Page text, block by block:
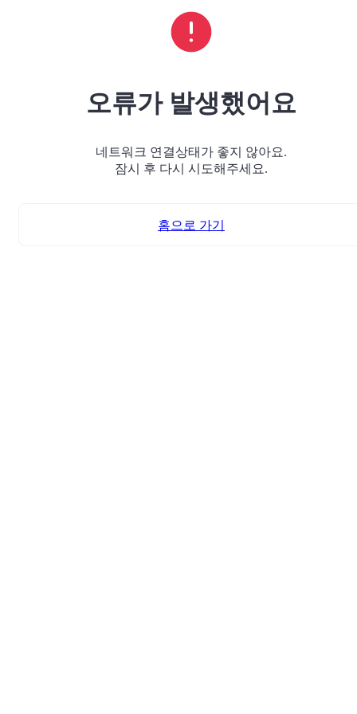
오류가 발생했어요
네트워크 연결상태가 좋지 않아요.
잠시 후 다시 시도해주세요.
홈으로 가기